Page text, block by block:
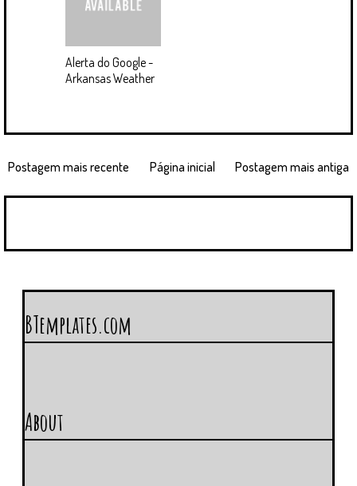
Alerta do Google -
Arkansas Weather
Postagem mais recente Postagem mais antiga
Página inicial
BTemplates.com
About